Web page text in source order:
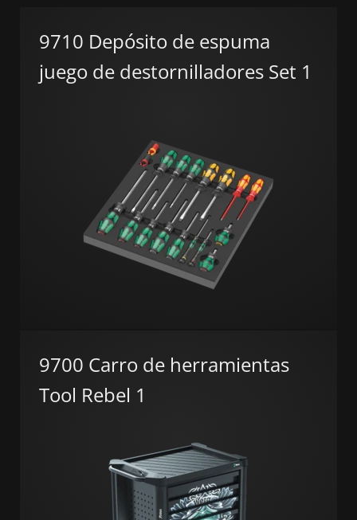
9710 Depósito de espuma
juego de destornilladores Set 1
9700 Carro de herramientas
Tool Rebel 1